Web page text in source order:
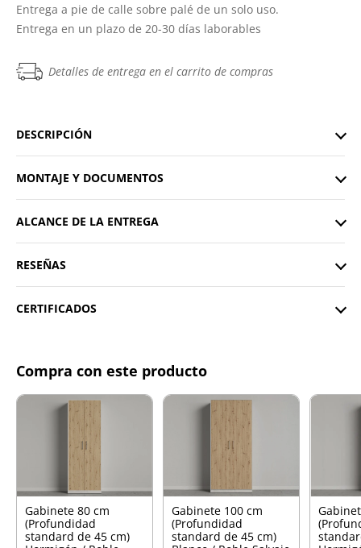
Entrega a pie de calle sobre palé de un solo uso.
Entrega en un plazo de 20-30 días laborables
Detalles de entrega en el carrito de compras
DESCRIPCIÓN
MONTAJE Y DOCUMENTOS
ALCANCE DE LA ENTREGA
RESEÑAS
CERTIFICADOS
Compra con este producto
Gabinete 80 cm
(Profundidad
standard de 45 cm)
Gabinete 100 cm
(Profundidad
standard de 45 cm)